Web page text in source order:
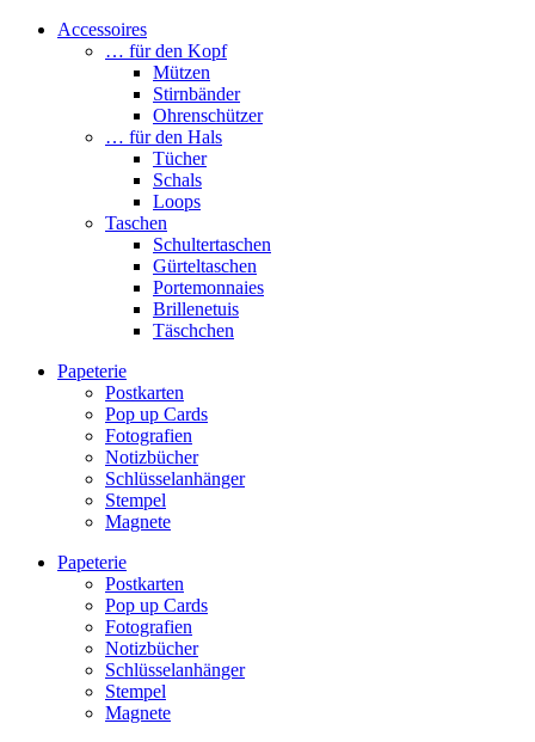
Accessoires
… für den Kopf
Mützen
Stirnbänder
Ohrenschützer
… für den Hals
Tücher
Schals
Loops
Taschen
Schultertaschen
Gürteltaschen
Portemonnaies
Brillenetuis
Täschchen
Papeterie
Postkarten
Pop up Cards
Fotografien
Notizbücher
Schlüsselanhänger
Stempel
Magnete
Papeterie
Postkarten
Pop up Cards
Fotografien
Notizbücher
Schlüsselanhänger
Stempel
Magnete